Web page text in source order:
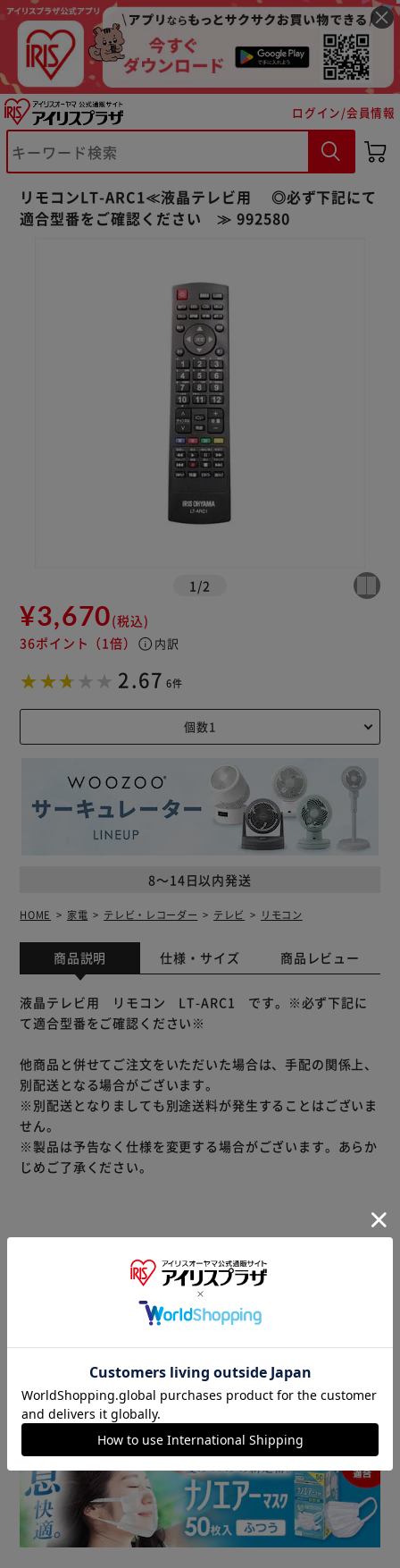
ログイン/会員情報
リモコンLT-ARC1≪液晶テレビ用 ◎必ず下記にて
適合型番をご確認ください ≫ 992580
1 /2
¥3,670(税込)
36ポイント （1倍） info 内訳
2.67 6件
8～14日以内発送
HOME 家電 テレビ・レコーダー テレビ リモコン
商品説明 仕様・サイズ 商品レビュー
液晶テレビ用 リモコン LT-ARC1 です。※必ず下記に
て適合型番をご確認ください※
他商品と併せてご注文をいただいた場合は、手配の関係上、
別配送となる場合がございます。
※別配送となりましても別途送料が発生することはございま
せん。
※製品は予告なく仕様を変更する場合がございます。あらか
じめご了承ください。
※ご確認ください
カートに入れる 購入手続きへ